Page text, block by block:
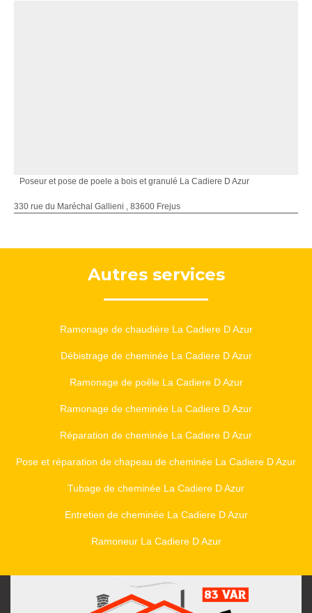
Poseur et pose de poele a bois et granulé La Cadiere D Azur
330 rue du Maréchal Gallieni , 83600 Frejus
Autres services
Ramonage de chaudière La Cadiere D Azur
Débistrage de cheminée La Cadiere D Azur
Ramonage de poêle La Cadiere D Azur
Ramonage de cheminée La Cadiere D Azur
Réparation de cheminée La Cadiere D Azur
Pose et réparation de chapeau de cheminée La Cadiere D Azur
Tubage de cheminée La Cadiere D Azur
Entretien de cheminée La Cadiere D Azur
Ramoneur La Cadiere D Azur